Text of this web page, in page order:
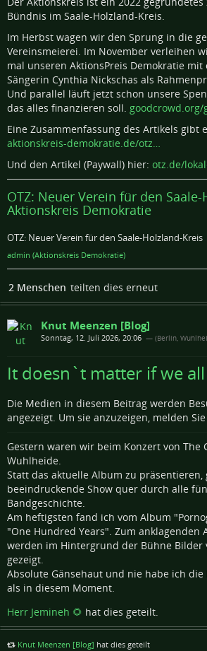
Bündnis im Saale-Holzland-Kreis.
Im Herbst wagen wir den Sprung in die
Vereinsmeierei. Im November verleihen
mal unseren AktionsPreis Demokratie
Sängerin Cynthia Nickschas als
Und parallel läuft jetzt schon unsere
das alles finanzieren soll.
Eine Zusammenfassung des Artikels gibt
aktionskreis-demokratie.de/otz…
Und den Artikel (Paywall) hier: otz.de/
OTZ: Neuer Verein für den
Aktionskreis Demokratie
OTZ: Neuer Verein für den Saale-Holzland-Kreis
admin (Aktionskreis Demokratie)
2 Menschen teilten dies erneut
Knut Meenzen [Blog]
Sonntag, 12. Juli 2026, 20:06 — (Berlin,
It doesn`t matter if we
Die Medien in diesem Beitrag werden
angezeigt. Um sie anzuzeigen, melden
Gestern waren wir beim Konzert von The
Wuhlheide.
Statt das aktuelle Album zu präsentieren,
beeindruckende Show quer durch alle
Bandgeschichte.
Am heftigsten fand ich vom Album
"One Hundred Years". Zum anklagenden
werden im Hintergrund der Bühne Bilder
gezeigt.
Absolute Gänsehaut und nie habe ich
als in diesem Moment.
Herr Jemineh 🌻 hat dies geteilt.
Knut Meenzen [Blog] hat dies geteilt